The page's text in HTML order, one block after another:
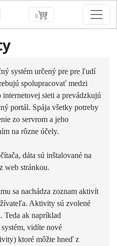
0
systém určený pre pre ľudí
spolupracovať medzi
internetovej sieti a prevádzkujú
portál. Spája všetky potreby
zo servrom a jeho
na rôzne účely.
dáta sú inštalované na
web stránkou.
sa nachádza zoznam aktivít
Aktivity sú zvolené
Teda ak napríklad
vidíte nové
ktoré môžte hneď z